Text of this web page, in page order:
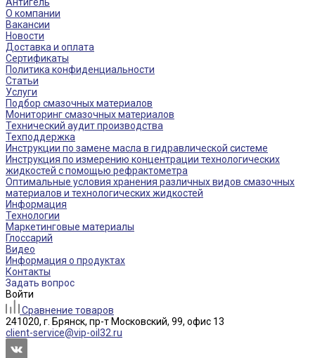
О компании
Вакансии
Новости
Доставка и оплата
Сертификаты
Политика конфиденциальности
Статьи
Услуги
Подбор смазочных материалов
Мониторинг смазочных материалов
Технический аудит производства
Техподдержка
Инструкции по замене масла в гидравлической системе
Инструкция по измерению концентрации технологических
жидкостей с помощью рефрактометра
Оптимальные условия хранения различных видов смазочных
материалов и технологических жидкостей
Информация
Технологии
Маркетинговые материалы
Глоссарий
Видео
Информация о продуктах
Контакты
Задать вопрос
Войти
Сравнение товаров
241020, г. Брянск, пр-т Московский, 99, офис 13
client-service@vip-oil32.ru